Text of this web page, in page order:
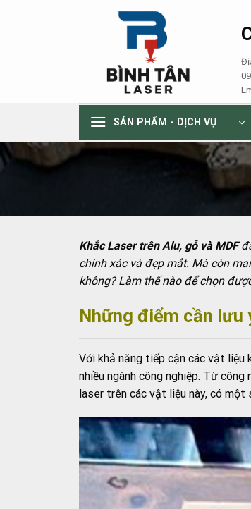
SẢN PHẨM - DỊCH VỤ
Khắc Laser trên Alu, gỗ và MDF
chính xác và đẹp mắt. Mà còn
không? Làm thế nào để chọn
Những điểm cần lưu
Với khả năng tiếp cận các vật liệu
nhiều ngành công nghiệp. Từ
laser trên các vật liệu này, có một